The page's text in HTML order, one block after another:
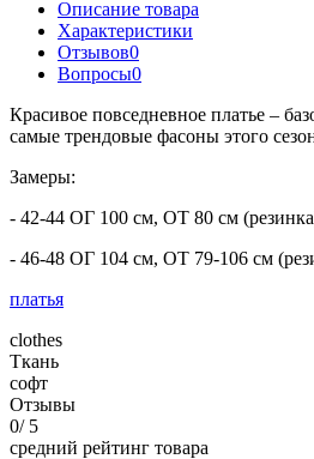
Описание товара
Характеристики
Отзывов0
Вопросы0
Красивое повседневное платье –
самые трендовые фасоны этого
Замеры:
- 42-44 ОГ 100 см, ОТ 80 см
- 46-48 ОГ 104 см, ОТ 79-106 см
платья
clothes
Ткань
софт
Отзывы
0/ 5
средний рейтинг товара